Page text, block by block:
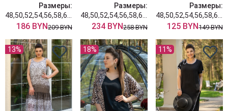
Размеры:
186 BYN209 BYN
Размеры:
234 BYN258 BYN
Размеры:
125 BYN149 BYN
13% 18% 11%